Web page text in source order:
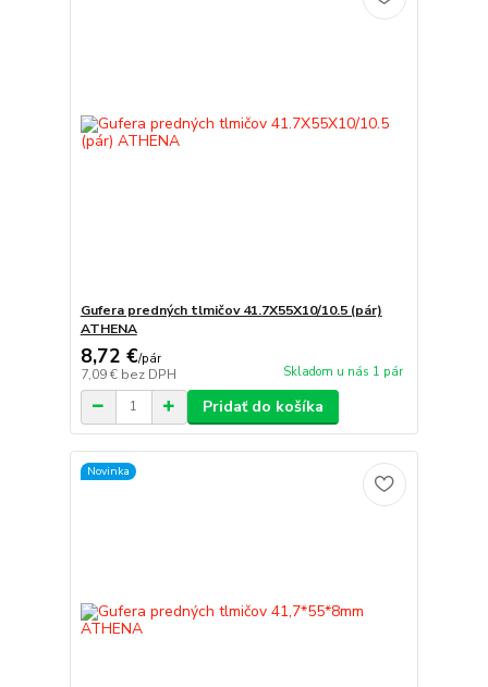
Gufera predných tlmičov 41.7X55X10/10.5 (pár)
ATHENA
8,72 €/pár
7,09 € bez DPH Skladom u nás 1 pár
Pridať do košíka
Novinka